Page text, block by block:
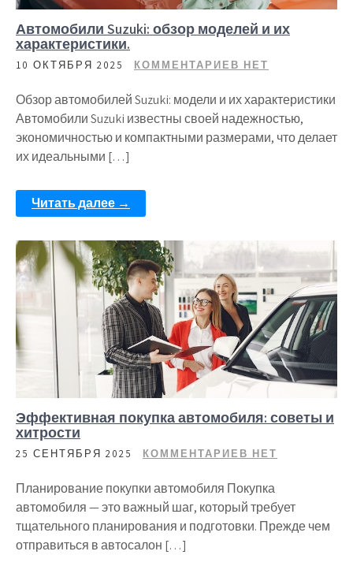
Автомобили Suzuki: обзор моделей и их
характеристики.
10 ОКТЯБРЯ 2025 КОММЕНТАРИЕВ НЕТ
Обзор автомобилей Suzuki: модели и их характеристики
Автомобили Suzuki известны своей надежностью,
экономичностью и компактными размерами, что делает
их идеальными […]
Читать далее →
Эффективная покупка автомобиля: советы и
хитрости
25 СЕНТЯБРЯ 2025 КОММЕНТАРИЕВ НЕТ
Планирование покупки автомобиля Покупка
автомобиля — это важный шаг, который требует
тщательного планирования и подготовки. Прежде чем
отправиться в автосалон […]